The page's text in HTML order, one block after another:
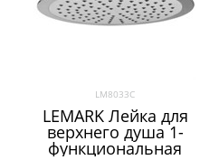
LM8033C
LEMARK Лейка для
верхнего душа 1-
функциональная